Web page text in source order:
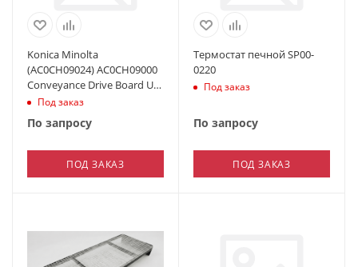
Konica Minolta
(AC0CH09024) AC0CH09000
Conveyance Drive Board U
ASSYПод заказ
По запросу
ПОД ЗАКАЗ
Термостат печной SP00-
0220
Под заказ
По запросу
ПОД ЗАКАЗ